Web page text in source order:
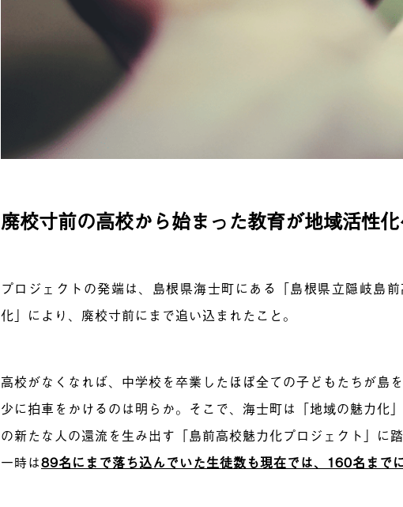
廃校寸前の高校から始まった教育が地域活性
プロジェクトの発端は、島根県海士町にある「島根県立隠岐島
化」により、廃校寸前にまで追い込まれたこと。
高校がなくなれば、中学校を卒業したほぼ全ての子どもたちが島
少に拍車をかけるのは明らか。そこで、海士町は「地域の魅力化
の新たな人の還流を生み出す「島前高校魅力化プロジェクト」に
一時は89名にまで落ち込んでいた生徒数も現在では、160名まで